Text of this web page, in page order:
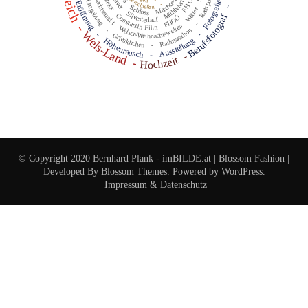
-
Wels-Land - Hochzeit -Berufsfotograf
-
Eröffnung
-
Höhenrausch - Ausstellung
-
Fotografie
-
Grieskirchen - Radmarathon
-
Welser-Weihnachtswelten
Wetter
Constantin Film FHOÖ
Silvesterlauf Mühlviertel
Schloss Marchtrenk
-
© Copyright 2020 Bernhard Plank - imBILDE.at | Blossom Fashion |
Developed ByBlossom Themes. Powered by WordPress.
Impressum & Datenschutz